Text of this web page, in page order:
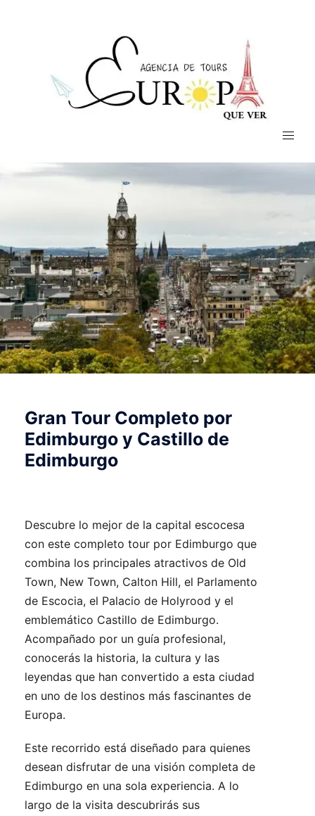
Gran Tour Completo por
Edimburgo y Castillo de
Edimburgo
Descubre lo mejor de la capital escocesa
con este completo tour por Edimburgo que
combina los principales atractivos de Old
Town, New Town, Calton Hill, el Parlamento
de Escocia, el Palacio de Holyrood y el
emblemático Castillo de Edimburgo.
Acompañado por un guía profesional,
conocerás la historia, la cultura y las
leyendas que han convertido a esta ciudad
en uno de los destinos más fascinantes de
Europa.
Este recorrido está diseñado para quienes
desean disfrutar de una visión completa de
Edimburgo en una sola experiencia. A lo
largo de la visita descubrirás sus